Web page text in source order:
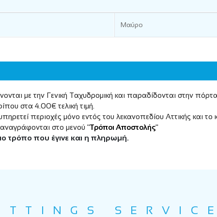
Μαύρο
με την Γενική Ταχυδρομική και παραδίδονται στην
στα 4.00€ τελική τιμή.
περιοχές μόνο εντός του λεκανοπεδίου Αττικής και
στο μενού "Τρόποι Αποστολής"
τρόπο που έγινε και η πληρωμή.